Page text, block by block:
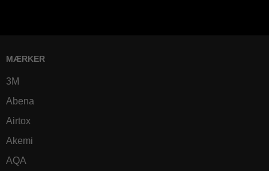
MÆRKER
3M
Abena
Airtox
Akemi
AQA